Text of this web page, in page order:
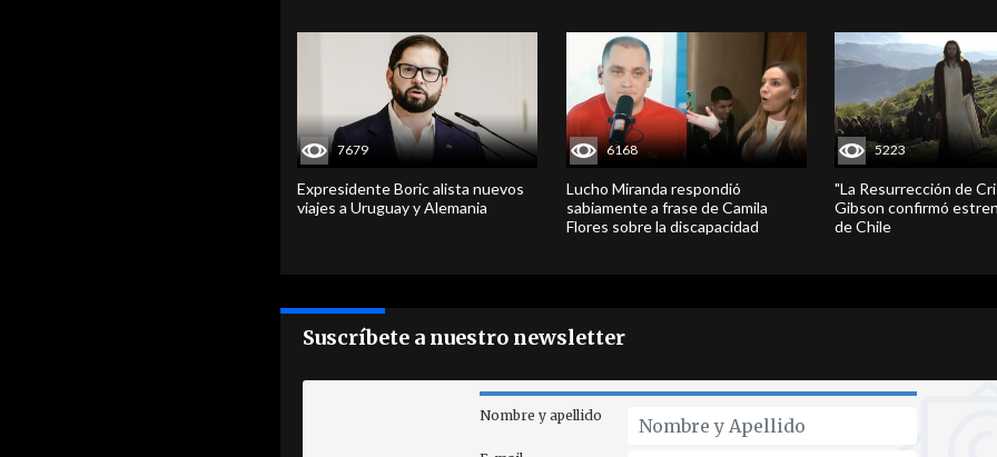
7679
Expresidente Boric alista nuevos
viajes a Uruguay y Alemania
6168
Lucho Miranda respondió
sabiamente a frase de Camila
Flores sobre la discapacidad
5223
"La Resurrección de
Gibson confirmó
de Chile
Suscríbete a nuestro newsletter
Nombre y apellido